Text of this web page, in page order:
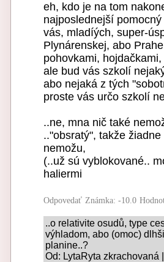
eh, kdo je na tom
najposlednejší
vás, mladíých, super-
Plynárenskej, abo
pohovkami,
ale bud vás szkolí
abo nejaká z tých
proste vás určo szkolí
..ne, mna nič také
.."obsratý", takže
nemožu,
(..už sú vyblokované..
haliermi
Odpovedať Známka: -10.0
..o relativite osudů, type
výhladom, abo (omoc)
planine..?
Od: LytaRyta zkrachovaná